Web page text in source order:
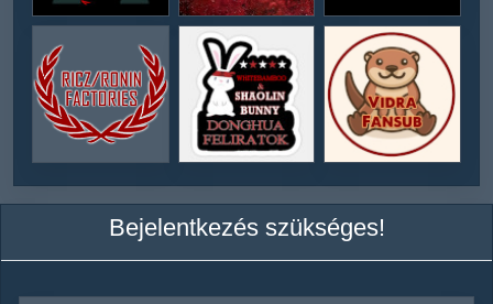
Bejelentkezés szükséges!